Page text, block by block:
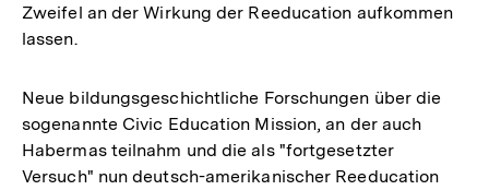
Auflösung
Zweifel an der Wirkung der Reeducation aufkommen
lassen.
Neue bildungsgeschichtliche Forschungen über die
sogenannte Civic Education Mission, an der auch
Habermas teilnahm und die als "fortgesetzter
Versuch" nun deutsch-amerikanischer Reeducation